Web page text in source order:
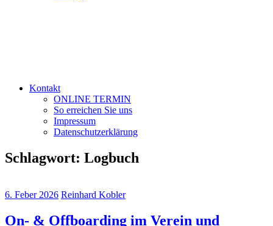
Kontakt
ONLINE TERMIN
So erreichen Sie uns
Impressum
Datenschutzerklärung
Schlagwort: Logbuch
6. Feber 2026 Reinhard Kobler
On- & Offboarding im Verein und